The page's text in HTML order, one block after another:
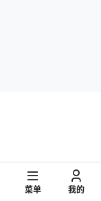
菜单 我的